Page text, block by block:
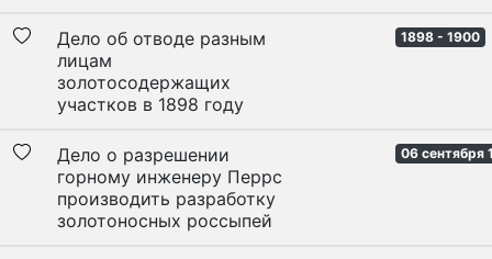
Дело об отводе разным
лицам
золотосодержащих
участков в 1898 году
1898 - 1900
Дело о разрешении
горному инженеру Перрс
производить разработку
золотоносных россыпей
06 сентября